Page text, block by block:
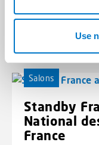
Use
Standby
Salons
Standby
National
France